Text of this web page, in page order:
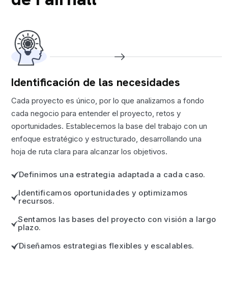
Identificación de las necesidades
Cada proyecto es único, por lo que analizamos a fondo
cada negocio para entender el proyecto, retos y
oportunidades. Establecemos la base del trabajo con un
enfoque estratégico y estructurado, desarrollando una
hoja de ruta clara para alcanzar los objetivos.
Definimos una estrategia adaptada a cada caso.
Identificamos oportunidades y optimizamos
recursos.
Sentamos las bases del proyecto con visión a largo
plazo.
Diseñamos estrategias flexibles y escalables.